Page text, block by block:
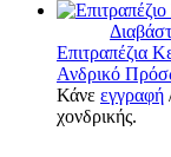
Επιτραπέζια
Ανδρικό
Κάνε εγγραφή
χονδρικής.